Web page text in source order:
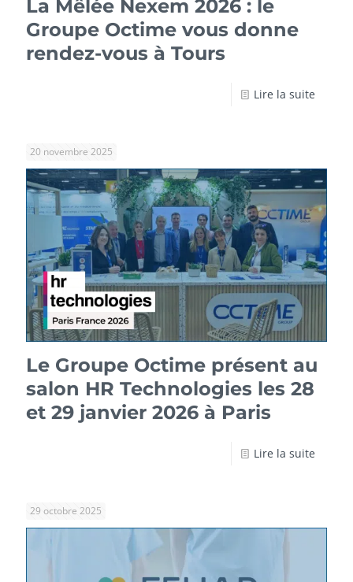
La Mêlée Nexem 2026 : le
Groupe Octime vous donne
rendez-vous à Tours
Lire la suite
20 novembre 2025
Le Groupe Octime présent au
salon HR Technologies les 28
et 29 janvier 2026 à Paris
Lire la suite
29 octobre 2025